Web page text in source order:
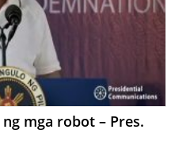
mga robot – Pres.